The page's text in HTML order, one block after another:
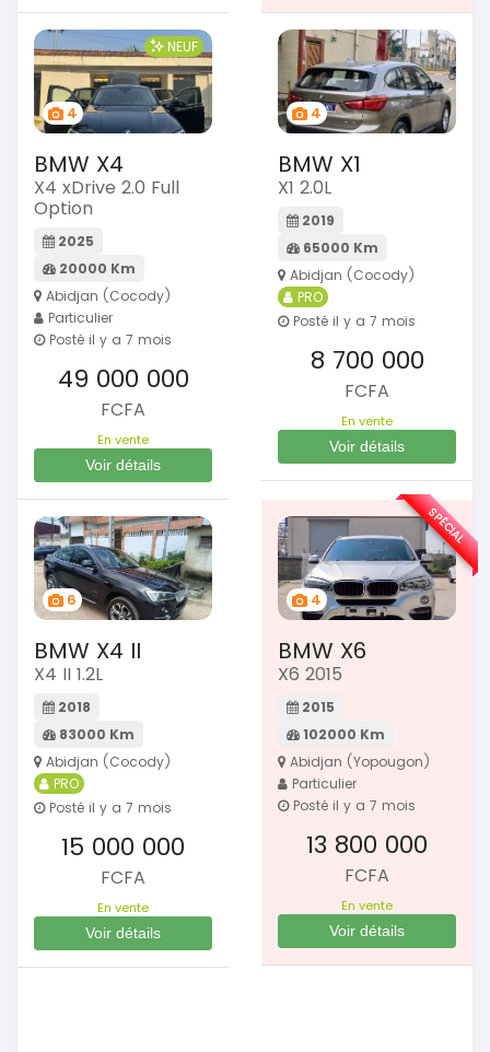
4
NEUF
BMW X4
X4 xDrive 2.0 Full
Option
2025
20000 Km
Abidjan (Cocody)
Particulier
Posté il y a 7 mois
49 000 000
FCFA
En vente
Voir détails
4
BMW X1
X1 2.0L
2019
65000 Km
Abidjan (Cocody)
PRO
Posté il y a 7 mois
8 700 000
FCFA
En vente
Voir détails
6
BMW X4 II
X4 II 1.2L
2018
83000 Km
Abidjan (Cocody)
PRO
Posté il y a 7 mois
15 000 000
FCFA
En vente
Voir détails
4
BMW X6
X6 2015
2015
102000 Km
Abidjan (Yopougon)
Particulier
Posté il y a 7 mois
13 800 000
FCFA
En vente
Voir détails
SPÉCIAL